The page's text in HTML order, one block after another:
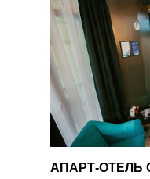
АПАРТ-ОТЕЛЬ